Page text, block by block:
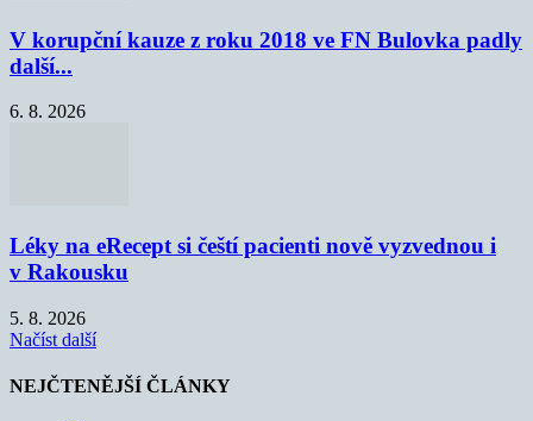
V korupční kauze z roku 2018 ve FN Bulovka padly
další...
6. 8. 2026
Léky na eRecept si čeští pacienti nově vyzvednou i
v Rakousku
5. 8. 2026
Načíst další
NEJČTENĚJŠÍ ČLÁNKY